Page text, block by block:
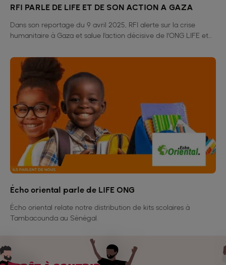
RFI PARLE DE LIFE ET DE SON ACTION A GAZA
Dans son reportage du 9 avril 2025, RFI alerte sur la crise
humanitaire à Gaza et salue l’action décisive de l’ONG LIFE et
bénéficiaires.
Écho oriental parle de LIFE ONG
Écho oriental relate notre distribution de kits scolaires à
Tambacounda au Sénégal.